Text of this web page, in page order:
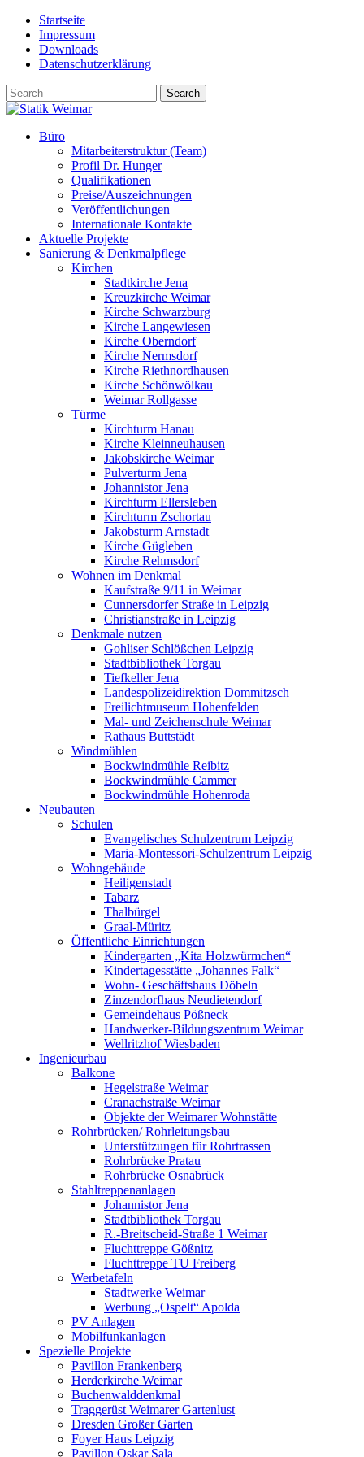
Skip
content
Startseite
Impressum
Downloads
Datenschutzerklärung
Büro
Mitarbeiterstruktur (Team)
Profil Dr. Hunger
Qualifikationen
Preise/Auszeichnungen
Veröffentlichungen
Internationale Kontakte
Aktuelle Projekte
Sanierung & Denkmalpflege
Kirchen
Stadtkirche Jena
Kreuzkirche Weimar
Kirche Schwarzburg
Kirche Langewiesen
Kirche Oberndorf
Kirche Nermsdorf
Kirche Riethnordhausen
Kirche Schönwölkau
Weimar Rollgasse
Türme
Kirchturm Hanau
Kirche Kleinneuhausen
Jakobskirche Weimar
Pulverturm Jena
Johannistor Jena
Kirchturm Ellersleben
Kirchturm Zschortau
Jakobsturm Arnstadt
Kirche Gügleben
Kirche Rehmsdorf
Wohnen im Denkmal
Kaufstraße 9/11 in Weimar
Cunnersdorfer Straße in Leipzig
Christianstraße in Leipzig
Denkmale nutzen
Gohliser Schlößchen Leipzig
Stadtbibliothek Torgau
Tiefkeller Jena
Landespolizeidirektion Dommitzsch
Freilichtmuseum Hohenfelden
Mal- und Zeichenschule Weimar
Rathaus Buttstädt
Windmühlen
Bockwindmühle Reibitz
Bockwindmühle Cammer
Bockwindmühle Hohenroda
Neubauten
Schulen
Evangelisches Schulzentrum Leipzig
Maria-Montessori-Schulzentrum Leipzig
Wohngebäude
Heiligenstadt
Tabarz
Thalbürgel
Graal-Müritz
Öffentliche Einrichtungen
Kindergarten „Kita Holzwürmchen“
Kindertagesstätte „Johannes Falk“
Wohn- Geschäftshaus Döbeln
Zinzendorfhaus Neudietendorf
Gemeindehaus Pößneck
Handwerker-Bildungszentrum Weimar
Wellritzhof Wiesbaden
Ingenieurbau
Balkone
Hegelstraße Weimar
Cranachstraße Weimar
Objekte der Weimarer Wohnstätte
Rohrbrücken/ Rohrleitungsbau
Unterstützungen für Rohrtrassen
Rohrbrücke Pratau
Rohrbrücke Osnabrück
Stahltreppenanlagen
Johannistor Jena
Stadtbibliothek Torgau
R.-Breitscheid-Straße 1 Weimar
Fluchttreppe Gößnitz
Fluchttreppe TU Freiberg
Werbetafeln
Stadtwerke Weimar
Werbung „Ospelt“ Apolda
PV Anlagen
Mobilfunkanlagen
Spezielle Projekte
Pavillon Frankenberg
Herderkirche Weimar
Buchenwalddenkmal
Traggerüst Weimarer Gartenlust
Dresden Großer Garten
Foyer Haus Leipzig
Pavillon Oskar Sala